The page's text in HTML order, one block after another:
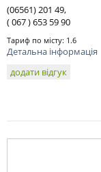
(06561) 201 49,
( 067 ) 653 59 90
Тариф по місту: 1.6
Детальна інформація
додати відгук